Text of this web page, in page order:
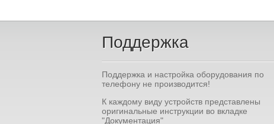
Поддержка
Поддержка и настройка оборудования по
телефону не производится!
К каждому виду устройств представлены
оригинальные инструкции во вкладке
"Документация"